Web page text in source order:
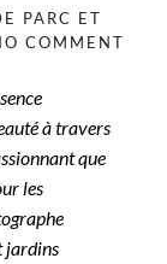
PARC ET
COMMENT
à travers
que
les
jardins